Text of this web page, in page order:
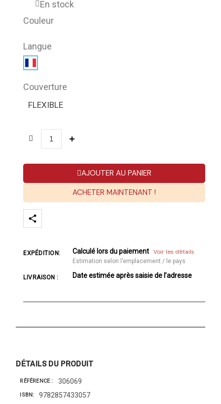
En stock
Couleur
Langue
Couverture
FLEXIBLE
AJOUTER AU PANIER
ACHETER MAINTENANT !
EXPÉDITION: Calculé lors du paiement Voir les détails
Estimation selon l’emplacement / le pays
LIVRAISON : Date estimée après saisie de l’adresse
DÉTAILS DU PRODUIT
RÉFÉRENCE 306069
ISBN 9782857433057